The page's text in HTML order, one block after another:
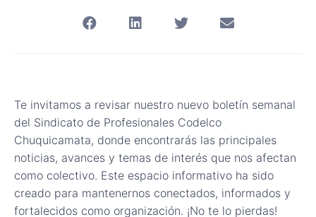
Te invitamos a revisar nuestro nuevo boletín semanal
del Sindicato de Profesionales Codelco
Chuquicamata, donde encontrarás las principales
noticias, avances y temas de interés que nos afectan
como colectivo. Este espacio informativo ha sido
creado para mantenernos conectados, informados y
fortalecidos como organización. ¡No te lo pierdas!